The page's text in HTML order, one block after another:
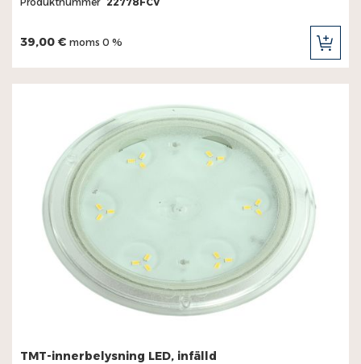
39,00 € moms 0 %
I
TMT-innerbelysning LED, infälld